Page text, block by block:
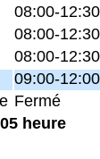
08:00-
08:00-
08:00-
09:00-12:00
Fermé
heure